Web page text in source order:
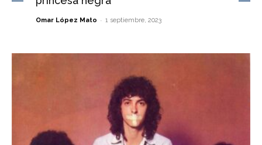
Omar López Mato - 1 septiembre, 2023